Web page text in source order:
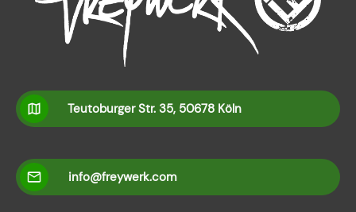
Teutoburger Str. 35, 50678 Köln
info@freywerk.com